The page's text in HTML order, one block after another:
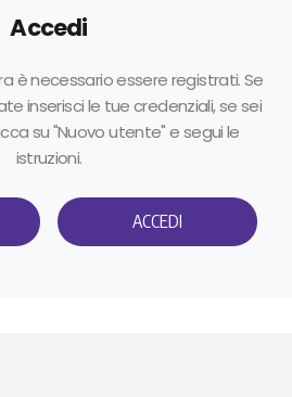
Accedi
è necessario essere registrati. Se
inserisci le tue credenziali, se sei
su "Nuovo utente" e segui le
istruzioni.
ACCEDI